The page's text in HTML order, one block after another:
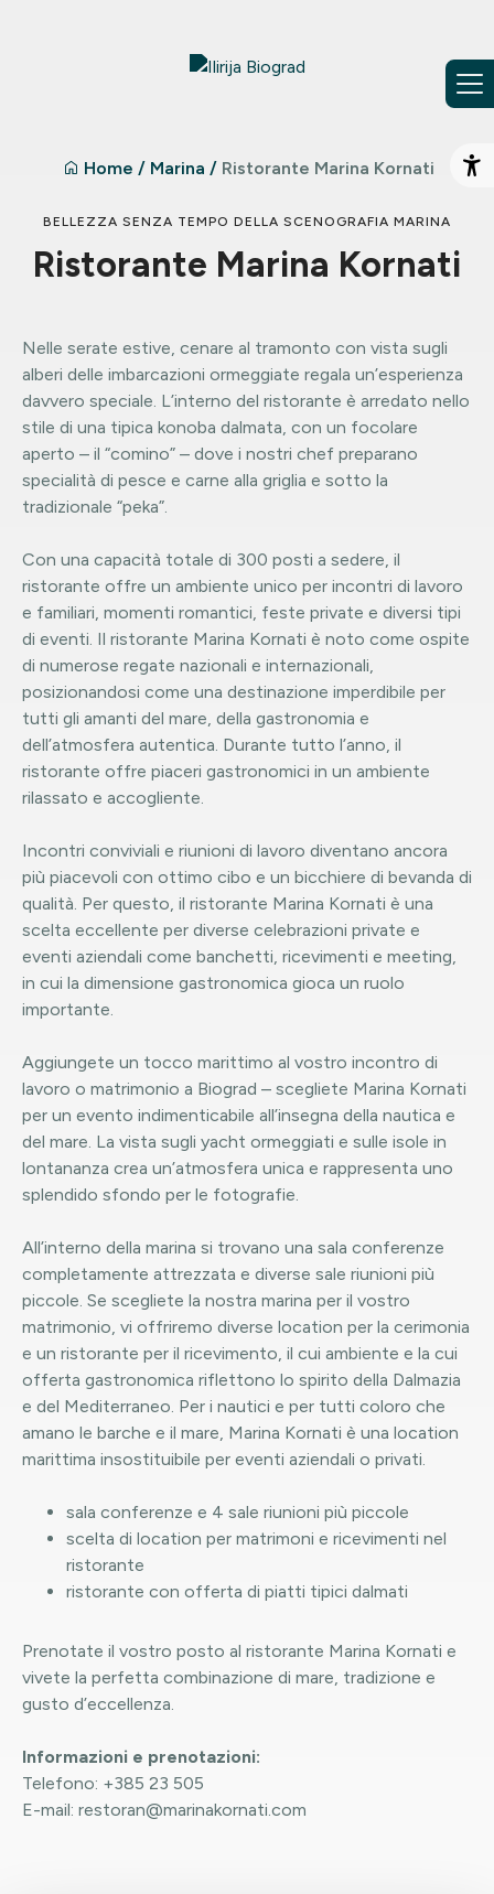
Home / Marina / Ristorante Marina Kornati
BELLEZZA SENZA TEMPO DELLA SCENOGRAFIA MARINA
Ristorante Marina Kornati
Nelle serate estive, cenare al tramonto con vista sugli
alberi delle imbarcazioni ormeggiate regala un’esperienza
davvero speciale. L’interno del ristorante è arredato nello
stile di una tipica konoba dalmata, con un focolare
aperto – il “comino” – dove i nostri chef preparano
specialità di pesce e carne alla griglia e sotto la
tradizionale “peka”.
Con una capacità totale di 300 posti a sedere, il
ristorante offre un ambiente unico per incontri di lavoro
e familiari, momenti romantici, feste private e diversi tipi
di eventi. Il ristorante Marina Kornati è noto come ospite
di numerose regate nazionali e internazionali,
posizionandosi come una destinazione imperdibile per
tutti gli amanti del mare, della gastronomia e
dell’atmosfera autentica. Durante tutto l’anno, il
ristorante offre piaceri gastronomici in un ambiente
rilassato e accogliente.
Incontri conviviali e riunioni di lavoro diventano ancora
più piacevoli con ottimo cibo e un bicchiere di bevanda di
qualità. Per questo, il ristorante Marina Kornati è una
scelta eccellente per diverse celebrazioni private e
eventi aziendali come banchetti, ricevimenti e meeting,
in cui la dimensione gastronomica gioca un ruolo
importante.
Aggiungete un tocco marittimo al vostro incontro di
lavoro o matrimonio a Biograd – scegliete Marina Kornati
per un evento indimenticabile all’insegna della nautica e
del mare. La vista sugli yacht ormeggiati e sulle isole in
lontananza crea un’atmosfera unica e rappresenta uno
splendido sfondo per le fotografie.
All’interno della marina si trovano una sala conferenze
completamente attrezzata e diverse sale riunioni più
piccole. Se scegliete la nostra marina per il vostro
matrimonio, vi offriremo diverse location per la cerimonia
e un ristorante per il ricevimento, il cui ambiente e la cui
offerta gastronomica riflettono lo spirito della Dalmazia
e del Mediterraneo. Per i nautici e per tutti coloro che
amano le barche e il mare, Marina Kornati è una location
marittima insostituibile per eventi aziendali o privati.
sala conferenze e 4 sale riunioni più piccole
scelta di location per matrimoni e ricevimenti nel
ristorante
ristorante con offerta di piatti tipici dalmati
Prenotate il vostro posto al ristorante Marina Kornati e
vivete la perfetta combinazione di mare, tradizione e
gusto d’eccellenza.
Informazioni e prenotazioni:
Telefono: +385 23 505
E-mail: restoran@marinakornati.com